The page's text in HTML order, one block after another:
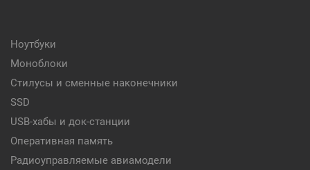
Ноутбуки
Моноблоки
Стилусы и сменные наконечники
SSD
USB-хабы и док-станции
Оперативная память
Радиоуправляемые авиамодели